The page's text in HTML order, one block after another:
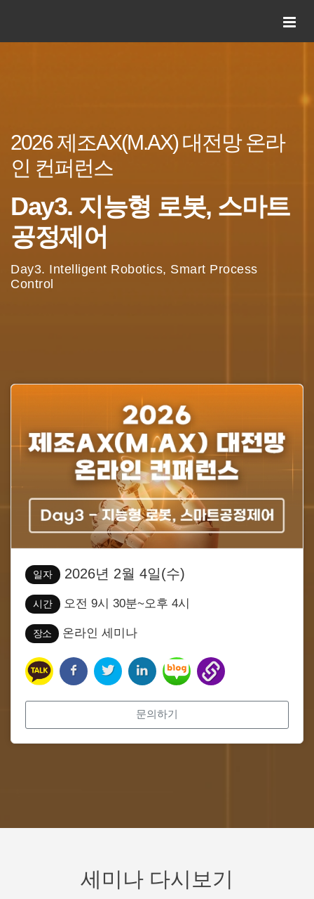
2026 제조AX(M.AX) 대전망 온라
인 컨퍼런스
Day3. 지능형 로봇, 스마트
공정제어
Day3. Intelligent Robotics, Smart Process
Control
일자 2026년 2월 4일(수)
시간 오전 9시 30분~오후 4시
장소 온라인 세미나
문의하기
세미나 다시보기